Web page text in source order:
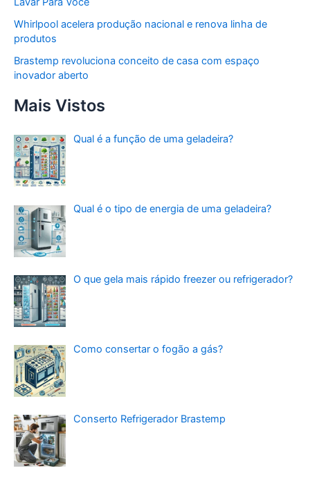
Whirlpool acelera produção nacional e renova linha de
produtos
Brastemp revoluciona conceito de casa com espaço
inovador aberto
Mais Vistos
Qual é a função de uma geladeira?
Qual é o tipo de energia de uma geladeira?
O que gela mais rápido freezer ou refrigerador?
Como consertar o fogão a gás?
Conserto Refrigerador Brastemp